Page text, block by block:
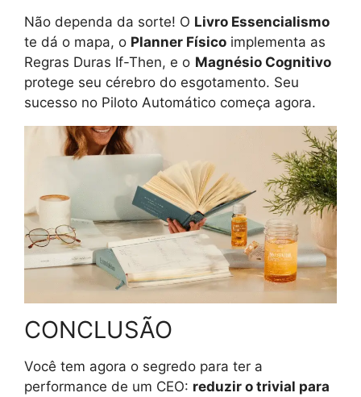
Não dependa da sorte! O Livro Essencialismo
te dá o mapa, o Planner Físico implementa as
Regras Duras If-Then, e o Magnésio Cognitivo
protege seu cérebro do esgotamento. Seu
sucesso no Piloto Automático começa agora.
CONCLUSÃO
Você tem agora o segredo para ter a
performance de um CEO: reduzir o trivial para